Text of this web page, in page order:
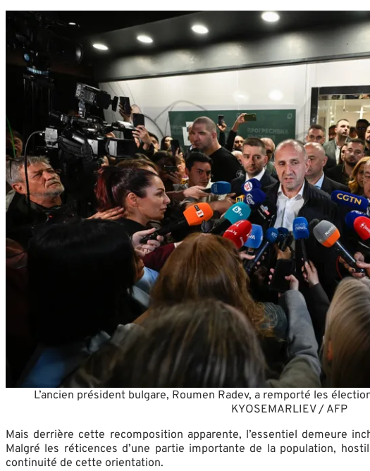
L’ancien président bulgare, Roumen Radev, a remporté les
KYOSEMARLIEV / AFP
Mais derrière cette recomposition apparente, l’essentiel demeure
Malgré les réticences d’une partie importante de la population,
continuité de cette orientation.